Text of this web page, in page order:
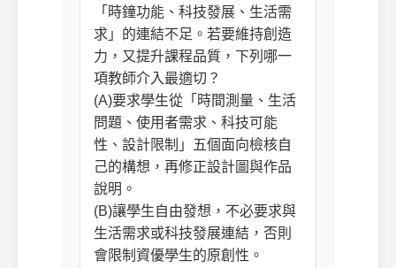
「時鐘功能、科技發展、生活需
求」的連結不足。若要維持創造
力，又提升課程品質，下列哪一
項教師介入最適切？
(A)要求學生從「時間測量、生活
問題、使用者需求、科技可能
性、設計限制」五個面向檢核自
己的構想，再修正設計圖與作品
說明。
(B)讓學生自由發想，不必要求與
生活需求或科技發展連結，否則
會限制資優學生的原創性。